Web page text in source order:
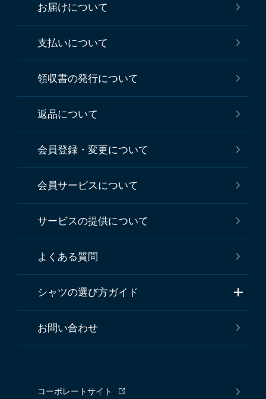
お届けについて
支払いについて
領収書の発行について
返品について
会員登録・変更について
会員サービスについて
サービスの提供について
よくある質問
シャツの選び方ガイド
お問い合わせ
コーポレートサイト